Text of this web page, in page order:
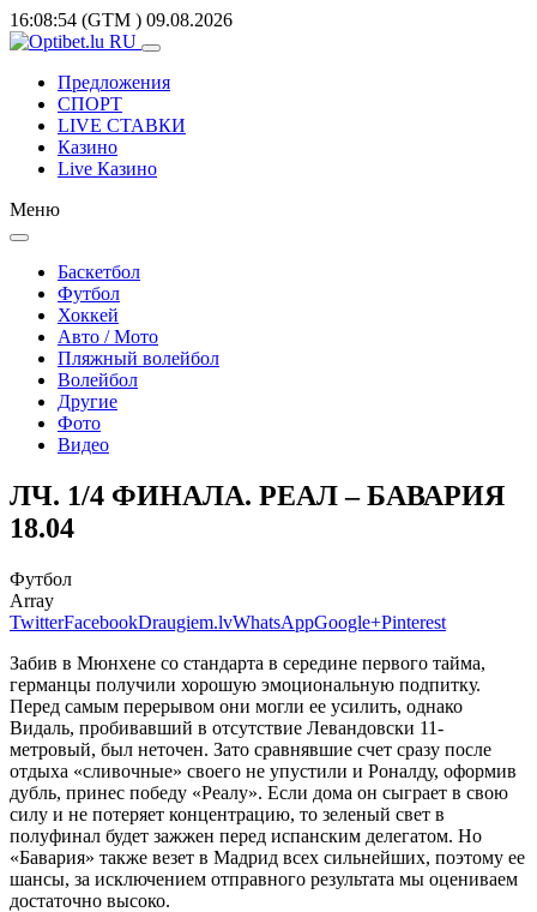
16:08:54 (GTM ) 09.08.2026
Предложения
СПОРТ
LIVE СТАВКИ
Казино
Live Казино
Меню
Баскетбол
Футбол
Хоккей
Авто / Мото
Пляжный волейбол
Волейбол
Другие
Фото
Видео
ЛЧ. 1/4 ФИНАЛА. РЕАЛ – БАВАРИЯ
18.04
Футбол
Array
TwitterFacebookDraugiem.lvWhatsAppGoogle+Pinterest
Забив в Мюнхене со стандарта в середине первого тайма,
германцы получили хорошую эмоциональную подпитку.
Перед самым перерывом они могли ее усилить, однако
Видаль, пробивавший в отсутствие Левандовски 11-
метровый, был неточен. Зато сравнявшие счет сразу после
отдыха «сливочные» своего не упустили и Роналду, оформив
дубль, принес победу «Реалу». Если дома он сыграет в свою
силу и не потеряет концентрацию, то зеленый свет в
полуфинал будет зажжен перед испанским делегатом. Но
«Бавария» также везет в Мадрид всех сильнейших, поэтому ее
шансы, за исключением отправного результата мы оцениваем
достаточно высоко.